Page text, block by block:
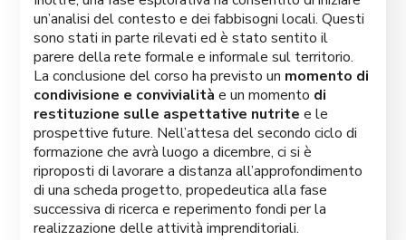
un’analisi del contesto e dei fabbisogni locali. Questi
sono stati in parte rilevati ed è stato sentito il
parere della rete formale e informale sul territorio.
La conclusione del corso ha previsto un momento di
condivisione e convivialità e un momento di
restituzione sulle aspettative nutritee le
prospettive future. Nell’attesa del secondo ciclo di
formazione che avrà luogo a dicembre, ci si è
riproposti di lavorare a distanza all’approfondimento
di una scheda progetto, propedeutica alla fase
successiva di ricerca e reperimento fondi per la
realizzazione delle attività imprenditoriali.